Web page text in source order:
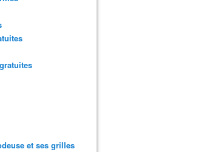
et ses grilles